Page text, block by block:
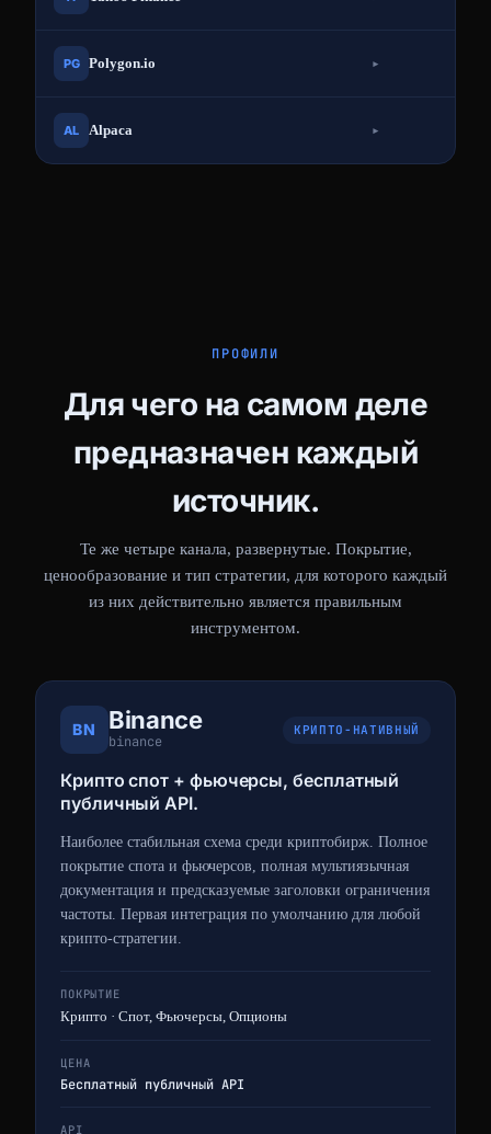
PG Polygon.io ▸
AL Alpaca ▸
ПРОФИЛИ
Для чего на самом деле
предназначен каждый
источник.
Те же четыре канала, развернутые. Покрытие,
ценообразование и тип стратегии, для которого каждый
из них действительно является правильным
инструментом.
BN Binance
binance
КРИПТО-НАТИВНЫЙ
Крипто спот + фьючерсы, бесплатный
публичный API.
Наиболее стабильная схема среди криптобирж. Полное
покрытие спота и фьючерсов, полная мультиязычная
документация и предсказуемые заголовки ограничения
частоты. Первая интеграция по умолчанию для любой
крипто-стратегии.
ПОКРЫТИЕ
Крипто · Спот, Фьючерсы, Опционы
ЦЕНА
Бесплатный публичный API
API